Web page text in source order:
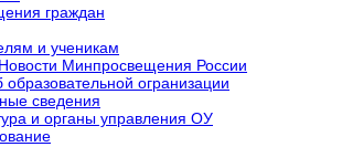
граждан
и ученикам
Новости Минпросвещения России
огранизации
сведения
и органы управления ОУ